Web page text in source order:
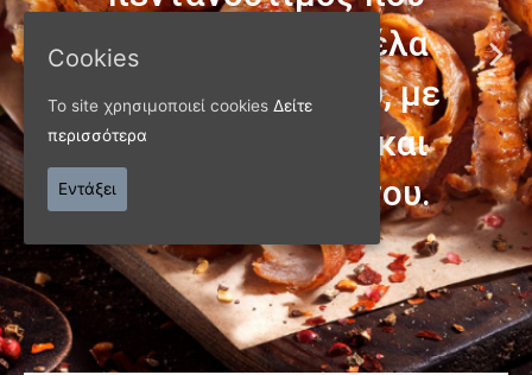
ΠΑΝΩ ΑΠΟ 40 ΧΡΟΝΙΑ
Παράγουμε προϊόντα
εξαιρετικής
ποιότητας
Cookies
Το site χρησιμοποιεί cookies Δείτε
περισσότερα
Εντάξει